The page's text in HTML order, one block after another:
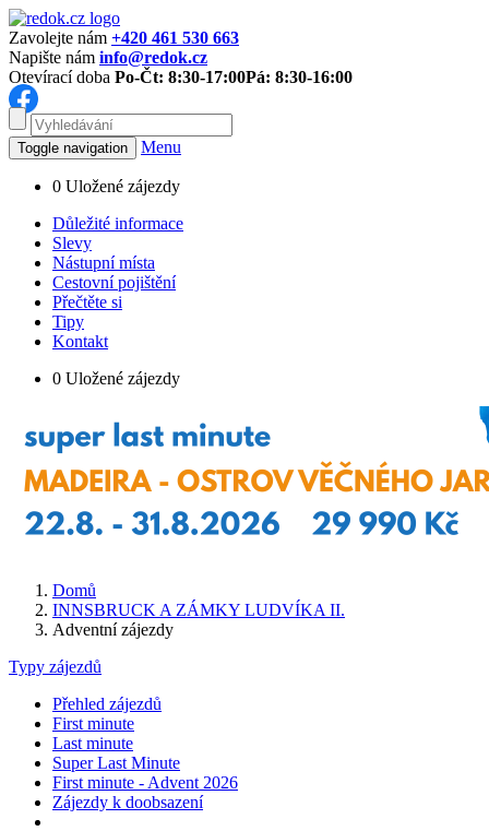
Zavolejte nám +420 461 530 663
Napište nám info@redok.cz
Otevírací doba Po-Čt: 8:30-17:00Pá: 8:30-16:00
Toggle navigation Menu
0 Uložené zájezdy
Důležité informace
Slevy
Nástupní místa
Cestovní pojištění
Přečtěte si
Tipy
Kontakt
0 Uložené zájezdy
Domů
INNSBRUCK A ZÁMKY LUDVÍKA II.
Adventní zájezdy
Typy zájezdů
Přehled zájezdů
First minute
Last minute
Super Last Minute
First minute - Advent 2026
Zájezdy k doobsazení